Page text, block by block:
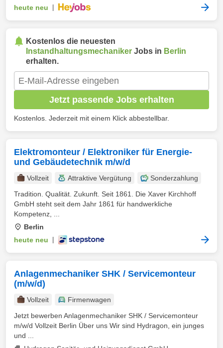
heute neu
Kostenlos die neuesten
Instandhaltungsmechaniker Jobs in Berlin
erhalten.
Jetzt passende Jobs erhalten
Kostenlos. Jederzeit mit einem Klick abbestellbar.
Elektromonteur / Elektroniker für Energie-
und Gebäudetechnik m/w/d
Vollzeit Attraktive Vergütung
Sonderzahlung
Tradition. Qualität. Zukunft. Seit 1861. Die Xaver Kirchhoff
GmbH steht seit dem Jahr 1861 für handwerkliche
Kompetenz, ...
Berlin
heute neu
Anlagenmechaniker SHK / Servicemonteur
(m/w/d)
Vollzeit
Firmenwagen
Jetzt bewerben Anlagenmechaniker SHK / Servicemonteur
m/w/d Vollzeit Berlin Über uns Wir sind Hydragon, ein junges
und ...